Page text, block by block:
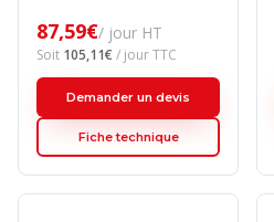
87,59€/ jour HT
Soit 105,11€ / jour TTC
Demander un devis
Fiche technique